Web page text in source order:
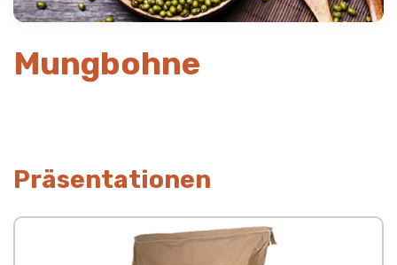
Mungbohne
Präsentationen